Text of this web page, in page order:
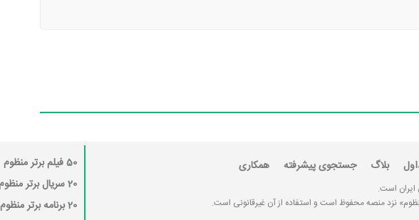
بلاگ جستجوی پیشرفته همکاری
ایران است.
نزد منصه محفوظ است و استفاده از آن غیرقانونی است.
50 فیلم برتر منظوم
20 سریال برتر منظوم
20 برنامه برتر منظوم